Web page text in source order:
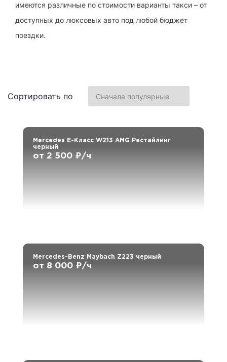
имеются различные по стоимости варианты такси – от
доступных до люксовых авто под любой бюджет
поездки.
Сортировать по
Mercedes E-Класс W213 AMG Рестайлинг
черный
от 2 500 ₽/ч
Mercedes-Benz Maybach Z223 черный
от 8 000 ₽/ч